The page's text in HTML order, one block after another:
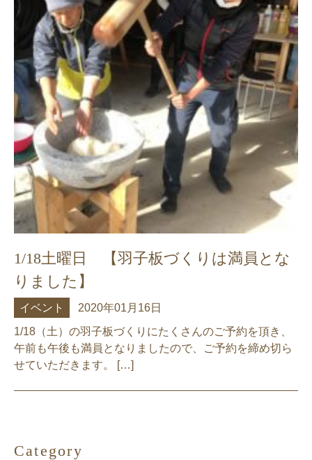
1/18土曜日 【羽子板づくりは満員とな
りました】
イベント
2020年01月16日
1/18（土）の羽子板づくりにたくさんのご予約を頂き、
午前も午後も満員となりましたので、ご予約を締め切ら
せていただきます。 […]
Category